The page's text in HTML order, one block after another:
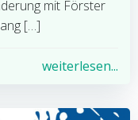
mit Förster
[…]
weiterlesen...